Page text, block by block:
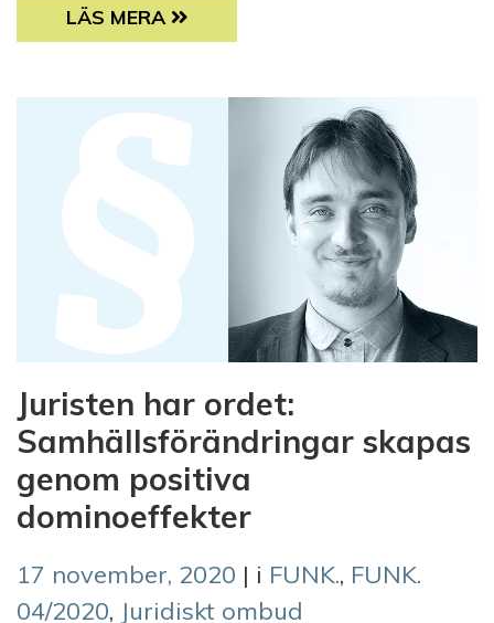
JURISTEN HAR ORDET: BÄTTRE
LÄS MERA
Juristen har ordet:
Samhällsförändringar skapas
genom positiva
dominoeffekter
17 november, 2020 | i FUNK., FUNK.
04/2020, Juridiskt ombud